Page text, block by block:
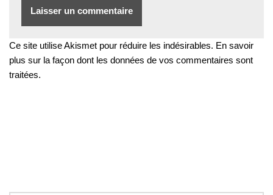
Ce site utilise Akismet pour réduire les indésirables. En savoir
plus sur la façon dont les données de vos commentaires sont
traitées.